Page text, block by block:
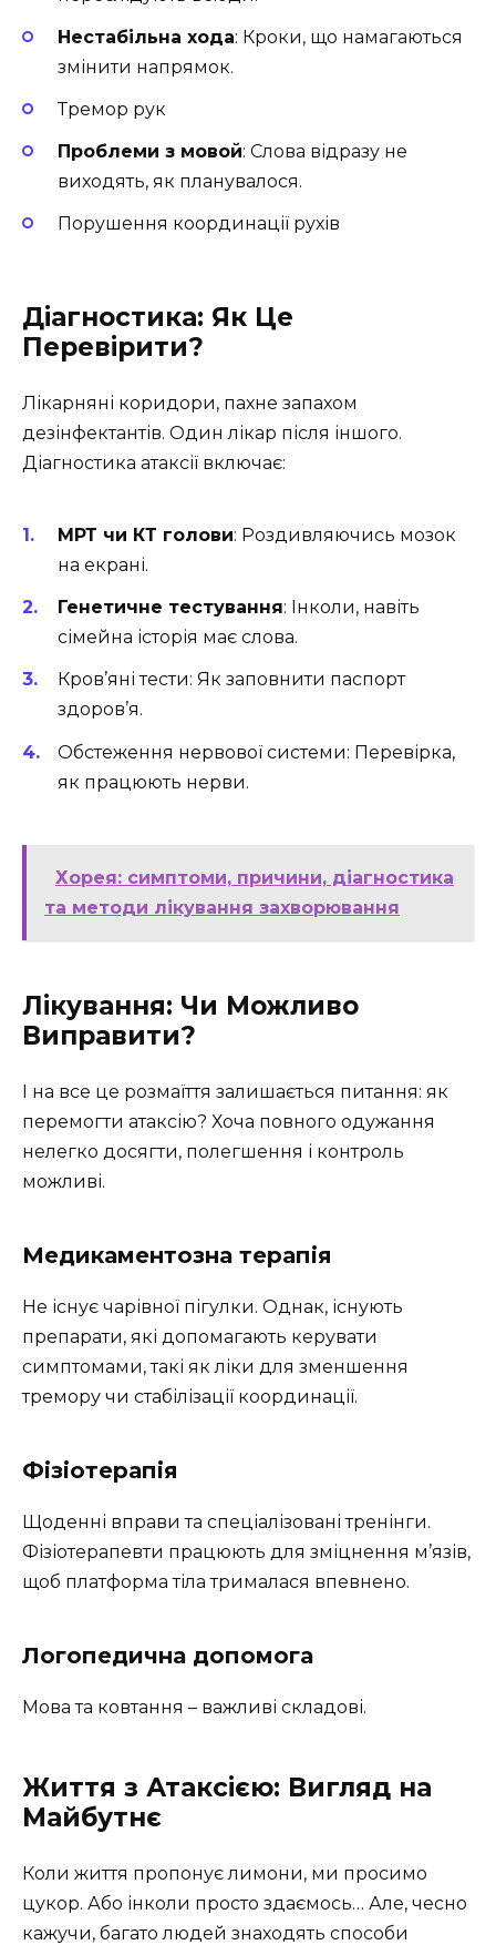
Нестабільна хода: Кроки, що намагаються
змінити напрямок.
Тремор рук
Проблеми з мовой: Слова відразу не
виходять, як планувалося.
Порушення координації рухів
Діагностика: Як Це
Перевірити?
Лікарняні коридори, пахне запахом
дезінфектантів. Один лікар після іншого.
Діагностика атаксії включає:
МРТ чи КТ голови: Роздивляючись мозок
на екрані.
Генетичне тестування: Інколи, навіть
сімейна історія має слова.
Кров’яні тести: Як заповнити паспорт
здоров’я.
Обстеження нервової системи: Перевірка,
як працюють нерви.
Хорея: симптоми, причини, діагностика
та методи лікування захворювання
Лікування: Чи Можливо
Виправити?
І на все це розмаїття залишається питання: як
перемогти атаксію? Хоча повного одужання
нелегко досягти, полегшення і контроль
можливі.
Медикаментозна терапія
Не існує чарівної пігулки. Однак, існують
препарати, які допомагають керувати
симптомами, такі як ліки для зменшення
тремору чи стабілізації координації.
Фізіотерапія
Щоденні вправи та спеціалізовані тренінги.
Фізіотерапевти працюють для зміцнення м’язів,
щоб платформа тіла трималася впевнено.
Логопедична допомога
Мова та ковтання – важливі складові.
Життя з Атаксією: Вигляд на
Майбутнє
Коли життя пропонує лимони, ми просимо
цукор. Або інколи просто здаємось… Але, чесно
кажучи, багато людей знаходять способи